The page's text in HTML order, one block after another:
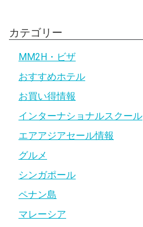
カテゴリー
MM2H・ビザ
おすすめホテル
お買い得情報
インターナショナルスクール
エアアジアセール情報
グルメ
シンガポール
ペナン島
マレーシア